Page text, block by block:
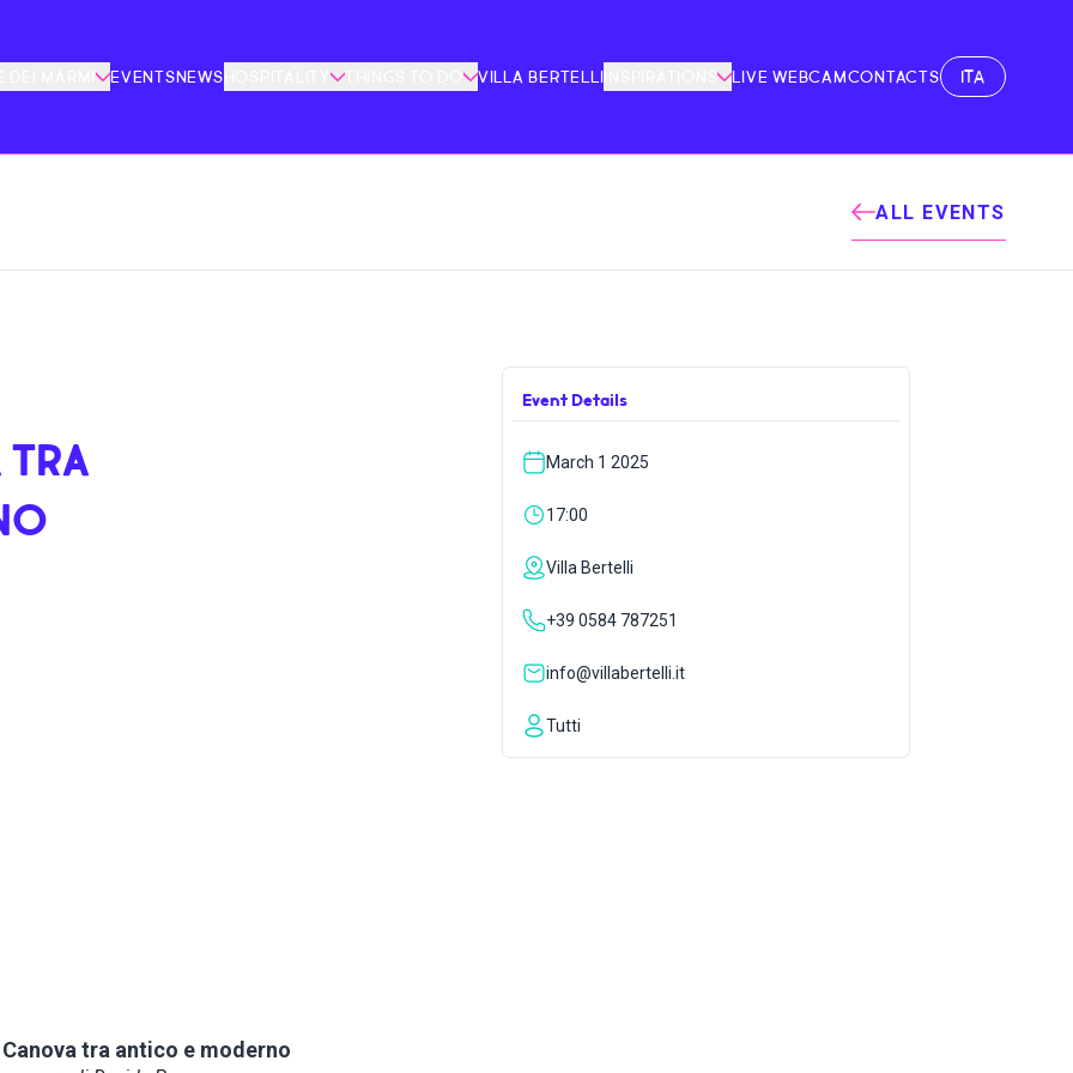
ITA
DEI MARMI EVENTSNEWS THINGS TO DO VILLA BERTELLI INSPIRATIONS LIVE WEBCAMCONTACTS
ALL EVENTS
Event Details
March 1 2025
17:00
Villa Bertelli
+39 0584 787251
info@villabertelli.it
Tutti
tra antico e moderno